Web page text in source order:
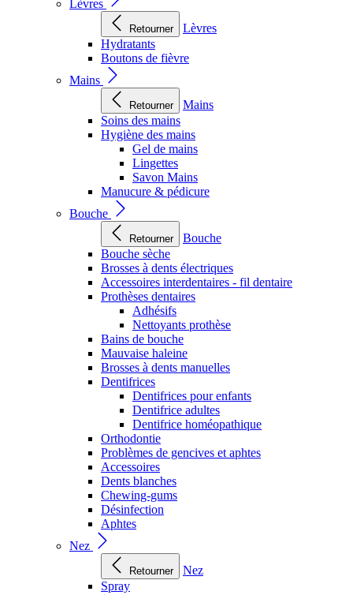
Lèvres
Retourner
Lèvres
Hydratants
Boutons de fièvre
Mains
Retourner
Mains
Soins des mains
Hygiène des mains
Gel de mains
Lingettes
Savon Mains
Manucure & pédicure
Bouche
Retourner
Bouche
Bouche sèche
Brosses à dents électriques
Accessoires interdentaires - fil dentaire
Prothèses dentaires
Adhésifs
Nettoyants prothèse
Bains de bouche
Mauvaise haleine
Brosses à dents manuelles
Dentifrices
Dentifrices pour enfants
Dentifrice adultes
Dentifrice homéopathique
Orthodontie
Problèmes de gencives et aphtes
Accessoires
Dents blanches
Chewing-gums
Désinfection
Aphtes
Nez
Retourner
Nez
Spray